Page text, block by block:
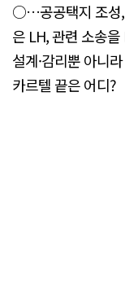
○…공공택지 조성,
은 LH, 관련 소송
설계·감리뿐 아니
카르텔 끝은 어디?